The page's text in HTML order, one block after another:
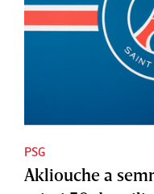
PSG
Akliouche a